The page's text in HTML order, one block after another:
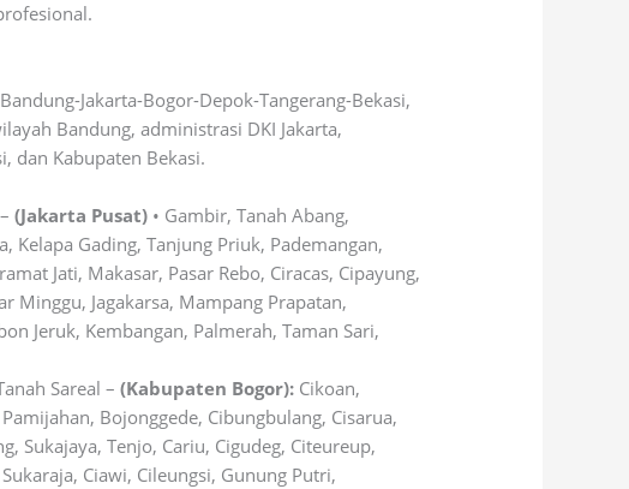
Jakarta-Bogor-Depok-Tangerang-Bekasi,
Bandung, administrasi DKI Jakarta,
dan Kabupaten Bekasi.
–(Jakarta Pusat) • Gambir, Tanah Abang,
Kelapa Gading, Tanjung Priuk, Pademangan,
Jati, Makasar, Pasar Rebo, Ciracas, Cipayung,
Minggu, Jagakarsa, Mampang Prapatan,
Jeruk, Kembangan, Palmerah, Taman Sari,
Sareal –(Kabupaten Bogor): Cikoan,
Bojonggede, Cibungbulang, Cisarua,
Sukajaya, Tenjo, Cariu, Cigudeg, Citeureup,
Ciawi, Cileungsi, Gunung Putri,